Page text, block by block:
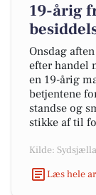
19-årig
Onsdag
efter handel
en 19-årig
betjentene
standse og
stikke af til
Kilde:
Læs hele